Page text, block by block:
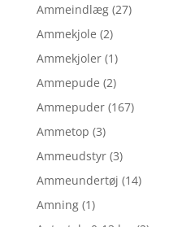
Ammeindlæg (27)
Ammekjole (2)
Ammekjoler (1)
Ammepude (2)
Ammepuder (167)
Ammetop (3)
Ammeudstyr (3)
Ammeundertøj (14)
Amning (1)